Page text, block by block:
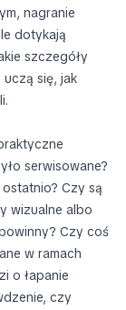
nagranie
dotykają
szczegóły
się, jak
serwisowane?
Czy są
wizualne albo
Czy coś
w ramach
o łapanie
czy